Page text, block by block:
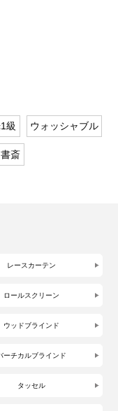
級 ウォッシャブル
書斎
レースカーテン
ロールスクリーン
ウッドブラインド
ーチカルブラインド
タッセル